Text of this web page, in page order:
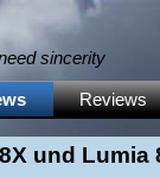
sincerity
Reviews
und Lumia